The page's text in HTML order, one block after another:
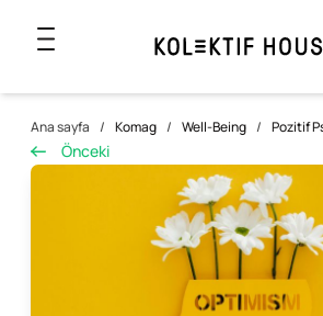
Ana sayfa / Komag / Well-Being / Pozitif
Önceki